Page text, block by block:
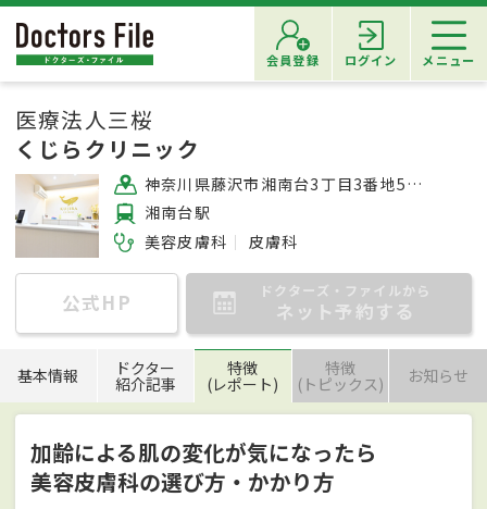
会員登録 ログイン メニュー
医療法人三桜
くじらクリニック
神奈川県藤沢市湘南台3丁目3番地5 2階
湘南台駅
美容皮膚科
皮膚科
公式HP ドクターズ・ファイルから
ネット予約する
基本情報 ドクター
紹介記事
特徴
(レポート)
特徴
(トピックス) お知らせ
加齢による肌の変化が気になったら
美容皮膚科の選び方・かかり方